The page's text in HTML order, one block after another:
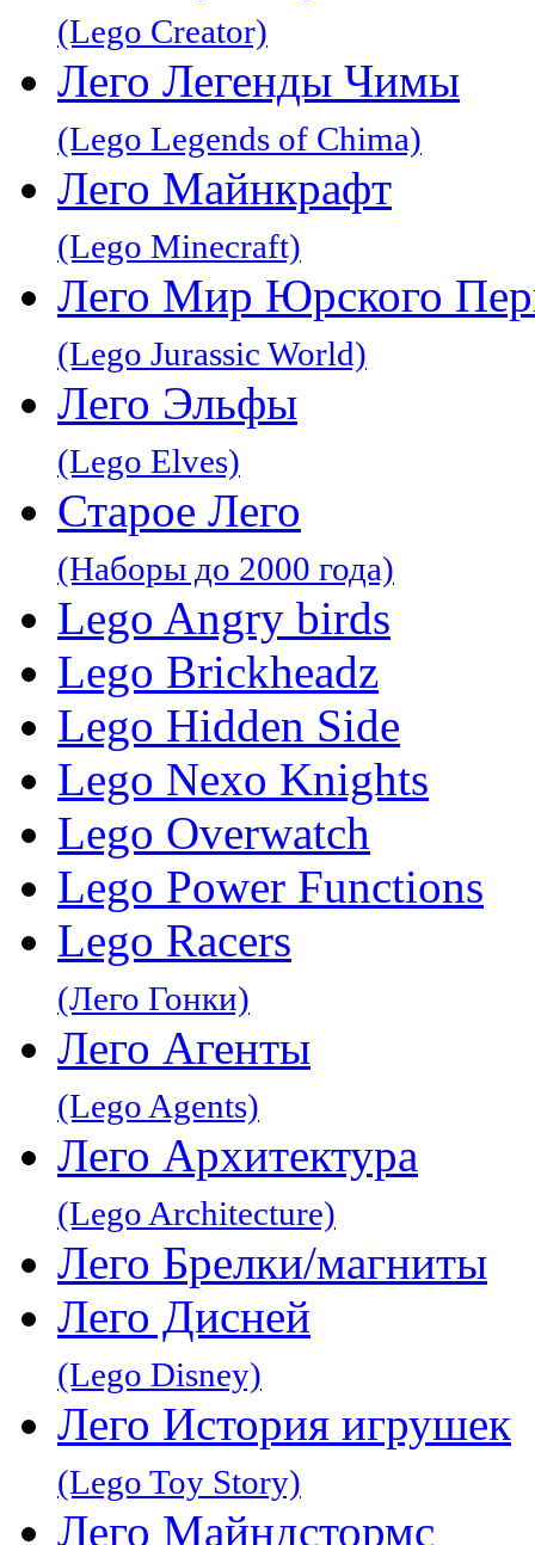
(Lego Creator)
Лего Легенды Чимы
(Lego Legends of Chima)
Лего Майнкрафт
(Lego Minecraft)
Лего Мир Юрского
(Lego Jurassic World)
Лего Эльфы
(Lego Elves)
Старое Лего
(Наборы до 2000 года)
Lego Angry birds
Lego Brickheadz
Lego Hidden Side
Lego Nexo Knights
Lego Overwatch
Lego Power Functions
Lego Racers
(Лего Гонки)
Лего Агенты
(Lego Agents)
Лего Архитектура
(Lego Architecture)
Лего Брелки/магниты
Лего Дисней
(Lego Disney)
Лего История игрушек
(Lego Toy Story)
Лего Майндстормс